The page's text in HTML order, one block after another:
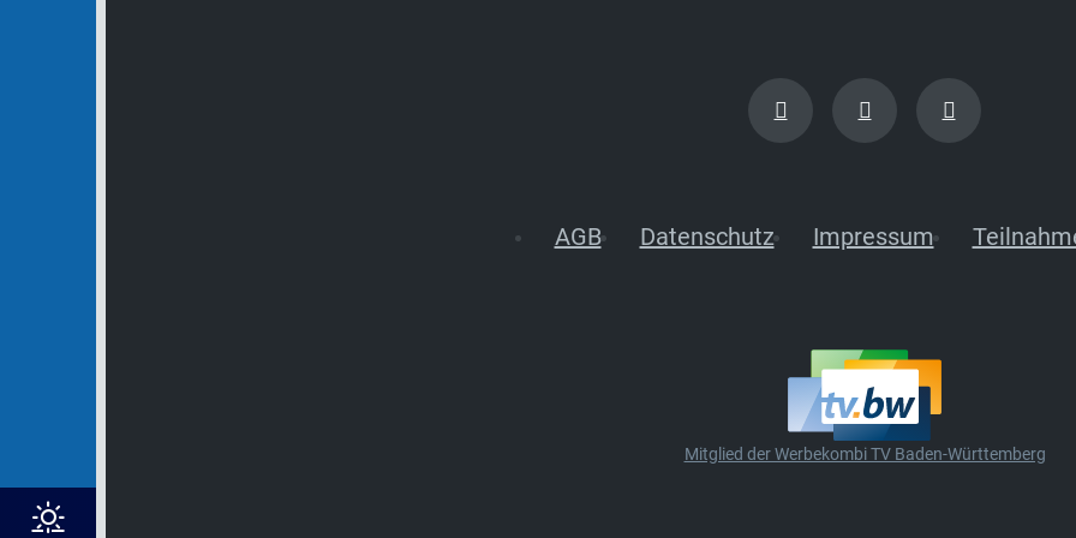
AGB Datenschutz Impressum
Mitglied der Werbekombi TV Baden-Württemberg